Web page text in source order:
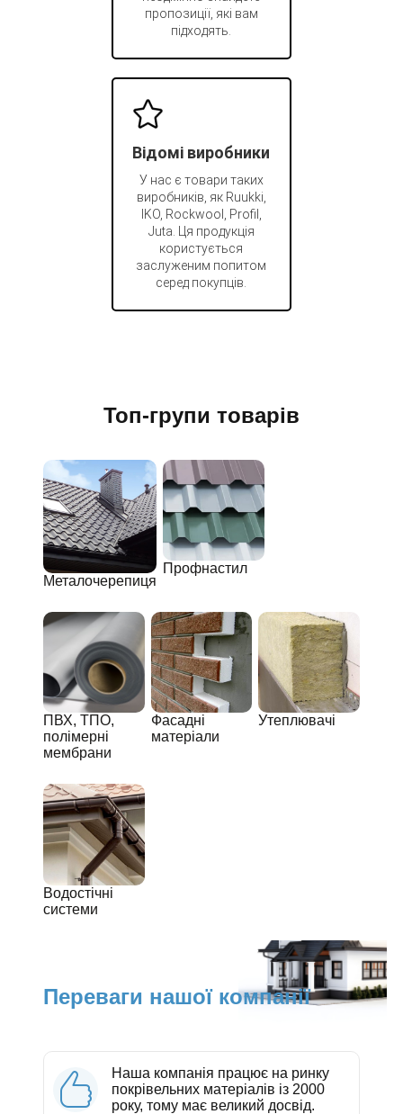
пропозиції, які вам
підходять.
Відомі виробники
У нас є товари таких
виробників, як Ruukki,
IKO, Rockwool, Profil,
Juta. Ця продукція
користується
заслуженим попитом
серед покупців.
Топ-групи товарів
Металочерепиця
Профнастил
ПВХ, ТПО,
полімерні
мембрани
Фасадні
матеріали
Утеплювачі
Водостічні
системи
Переваги нашої компанії
Наша компанія працює на ринку
покрівельних матеріалів із 2000
року, тому має великий досвід.